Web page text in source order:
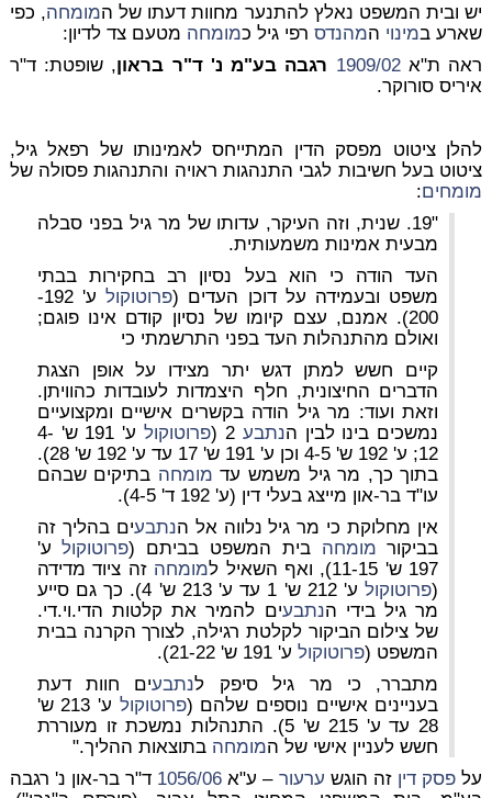
יש ובית המשפט נאלץ להתנער מחוות דעתו של המומחה, כפי
שארע במינוי המהנדסרפי גיל כמומחה מטעם צד לדיון:
ראה ת"א1909/02 רגבה בע"מ נ' ד"ר בראון, שופטת: ד"ר
איריס סורוקר.
להלן ציטוט מפסק הדין המתייחס לאמינותו של רפאל גיל,
ציטוט בעל חשיבות לגבי התנהגות ראויה והתנהגות פסולה של
מומחים:
"19. שנית, וזה העיקר, עדותו של מר גיל בפני סבלה
מבעית אמינות משמעותית.
העד הודה כי הוא בעל נסיון רב בחקירות בבתי
משפט ובעמידה על דוכן העדים (פרוטוקול
ע' 192-
200). אמנם, עצם קיומו של נסיון קודם אינו פוגם;
ואולם מהתנהלות העד בפני התרשמתי כי
קיים חשש למתן דגש יתר מצידו על אופן הצגת
הדברים החיצונית, חלף היצמדות לעובדות כהוויתן.
וזאת ועוד: מר גיל הודה בקשרים אישיים ומקצועיים
נמשכים בינו לבין הנתבע 2 ( פרוטוקול
ע' 191 ש' 4-
12; ע' 192 ש' 4-5 וכן ע' 191 ש' 17 עד ע' 192 ש' 28).
בתוך כך, מר גיל משמש עד מומחה בתיקים שבהם
עו"ד בר-און מייצג בעלי דין (ע' 192 ד' 4-5).
אין מחלוקת כי מר גיל נלווה אל הנתבעים בהליך זה
בביקור מומחה בית המשפט בביתם (פרוטוקולע'
197 ש' 11-15), ואף השאיל ל
מומחה זה ציוד מדידה
(פרוטוקול
ע' 212 ש' 1 עד ע' 213 ש' 4). כך גם סייע
מר גיל בידי הנתבעים להמיר את קלטות הדי.וי.די.
של צילום הביקור לקלטת רגילה, לצורך הקרנה בבית
המשפט (פרוטוקולע' 191 ש' 21-22).
מתברר, כי מר גיל סיפק לנתבעים חוות דעת
בעניינים אישיים נוספים שלהם (פרוטוקול
ע' 213 ש'
28 עד ע' 215 ש' 5). התנהלות נמשכת זו מעוררת
חשש לעניין אישי של המומחה בתוצאות ההליך."
עלפסק דין זה הוגש ערעור – ע"א 1056/06 ד"ר בר-און נ' רגבה